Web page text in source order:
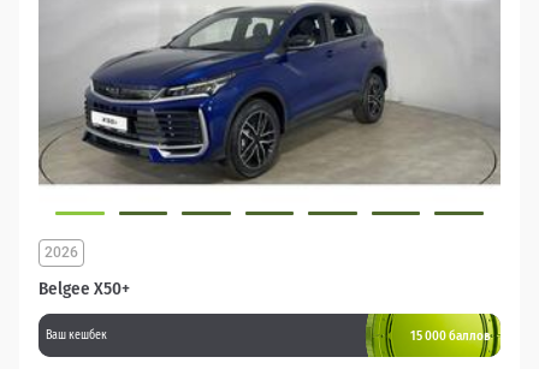
Belgee X50+
2026
Ваш кешбек 15 000 баллов